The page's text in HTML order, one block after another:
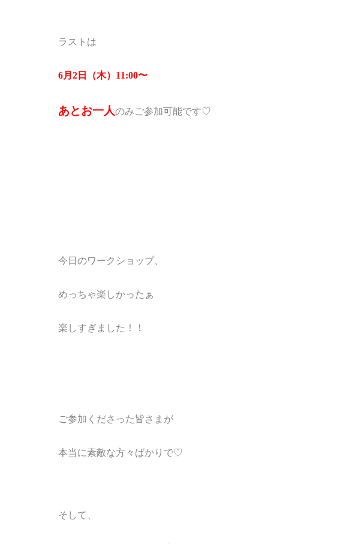
ラストは
6月 2 日（木） 11:00〜
あとお一人のみご参加可能です♡
今日のワークショップ、
めっちゃ楽しかったぁ
楽しすぎました！！
ご参加くださった皆さまが
本当に素敵な方々 ばかりで♡
そして、